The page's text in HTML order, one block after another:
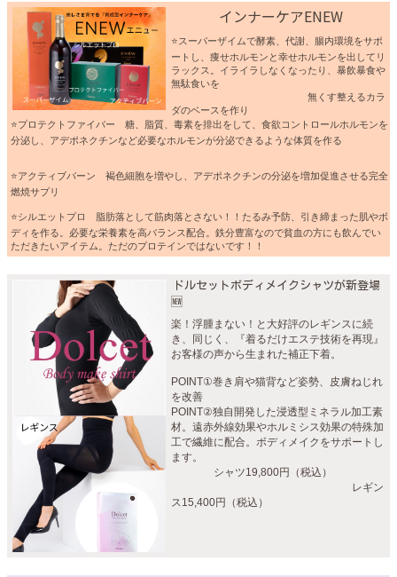
インナーケアENEW
⭐️スーパーザイムで酵素、代謝、腸内環境をサポ
ートし、痩せホルモンと幸せホルモンを出してリ
ラックス。イライラしなくなったり、暴飲暴食や
無駄食いを
無くす整えるカラ
ダのベースを作り
⭐️プロテクトファイバー 糖、脂質、毒素を排出をして、食欲コントロールホルモンを
分泌し、アデポネクチンなど必要なホルモンが分泌できるような体質を作る
⭐️アクティブバーン 褐色細胞を増やし、アデポネクチンの分泌を増加促進させる完全
燃焼サプリ
⭐️シルエットプロ 脂肪落として筋肉落とさない！！たるみ予防、引き締まった肌やボ
ディを作る。必要な栄養素を高バランス配合。鉄分豊富なので貧血の方にも飲んでい
ただきたいアイテム。ただのプロテインではないです！！
ドルセットボディメイクシャツが新登場
🆕
楽！浮腫まない！と大好評のレギンスに続
き、同じく、『着るだけエステ技術を再現』
お客様の声から生まれた補正下着。
POINT①巻き肩や猫背など姿勢、皮膚ねじれ
を改善
POINT②独自開発した浸透型ミネラル加工素
材。遠赤外線効果やホルミシス効果の特殊加
工で繊維に配合。ボディメイクをサポートし
ます。
シャツ19,800円（税込）
レギン
ス15,400円（税込）